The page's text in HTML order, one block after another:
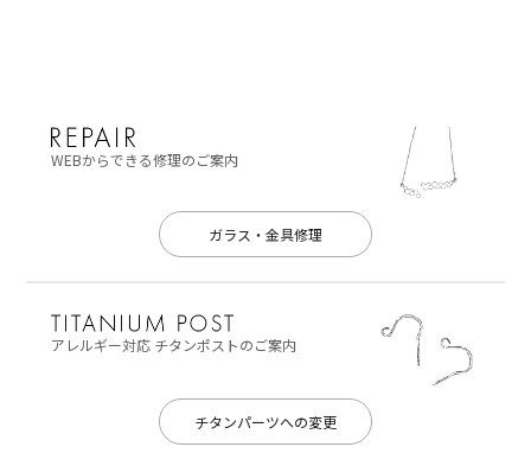
WEBからできる修理のご案内
ガラス・金具修理
アレルギー対応チタンポストのご案内
チタンパーツへの変更